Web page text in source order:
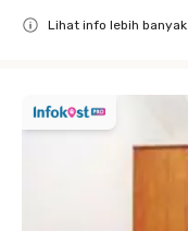
Lihat info lebih banyak